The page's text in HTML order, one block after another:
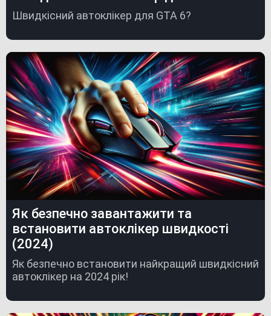
Швидкісний автоклікер для GTA 6?
Як безпечно завантажити та
встановити автоклікер швидкості
(2024)
Як безпечно встановити найкращий швидкісний
автоклікер на 2024 рік!